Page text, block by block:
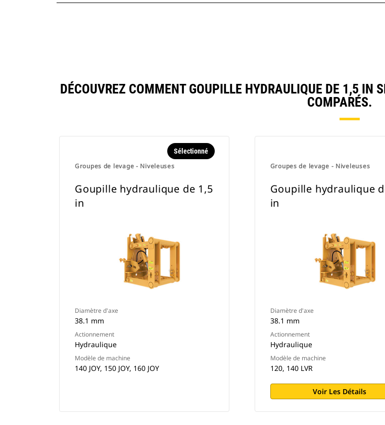
DÉCOUVREZ COMMENT GOUPILLE HYDRAULIQUE DE 1,5 IN
COMPARÉS.
Groupes de levage - Niveleuses
Sélectionné
Goupille hydraulique de 1,5
in
Diamètre d'axe
38.1 mm
Actionnement
Hydraulique
Modèle de machine
140 JOY, 150 JOY, 160 JOY
Groupes de levage - Niveleuses
Goupille hydraulique
in
Diamètre d'axe
38.1 mm
Actionnement
Hydraulique
Modèle de machine
120, 140 LVR
Voir Les Détails